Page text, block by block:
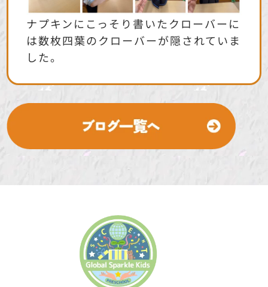
ナプキンにこっそり書いたクローバーに
は数枚四葉のクローバーが隠されていま
した。